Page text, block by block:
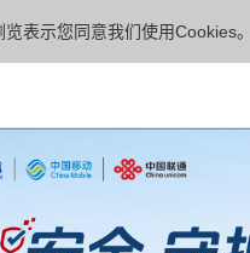
表示您同意我们使用Cookies。